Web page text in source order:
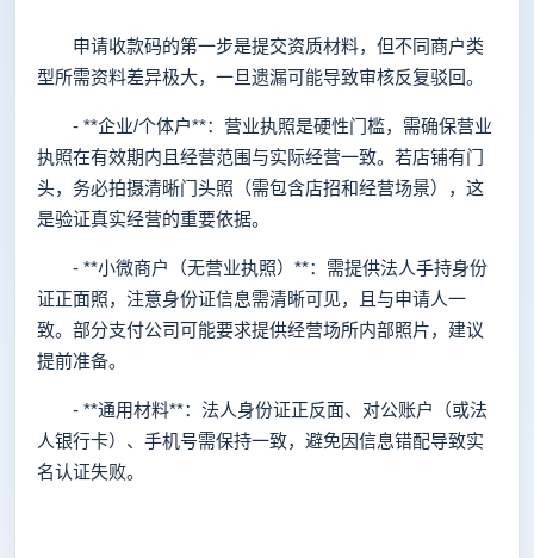
申请收款码的第一步是提交资质材料，但不同商户类
型所需资料差异极大，一旦遗漏可能导致审核反复驳回。
- **企业/个体户**：营业执照是硬性门槛，需确保营业
执照在有效期内且经营范围与实际经营一致。若店铺有门
头，务必拍摄清晰门头照（需包含店招和经营场景），这
是验证真实经营的重要依据。
- **小微商户（无营业执照）**：需提供法人手持身份
证正面照，注意身份证信息需清晰可见，且与申请人一
致。部分支付公司可能要求提供经营场所内部照片，建议
提前准备。
- **通用材料**：法人身份证正反面、对公账户（或法
人银行卡）、手机号需保持一致，避免因信息错配导致实
名认证失败。